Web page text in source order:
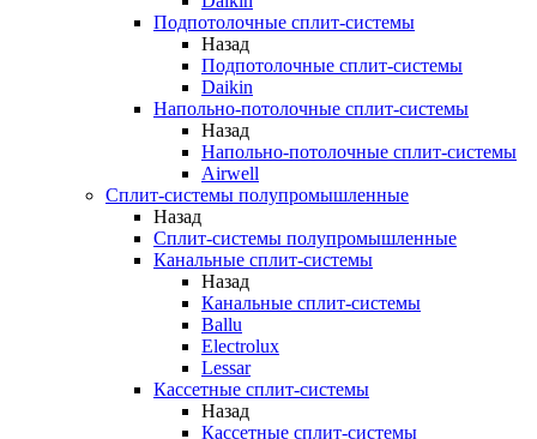
Подпотолочные сплит-системы
Назад
Подпотолочные сплит-системы
Daikin
Напольно-потолочные сплит-системы
Назад
Напольно-потолочные сплит-системы
Airwell
Сплит-системы полупромышленные
Назад
Сплит-системы полупромышленные
Канальные сплит-системы
Назад
Канальные сплит-системы
Ballu
Electrolux
Lessar
Кассетные сплит-системы
Назад
Кассетные сплит-системы